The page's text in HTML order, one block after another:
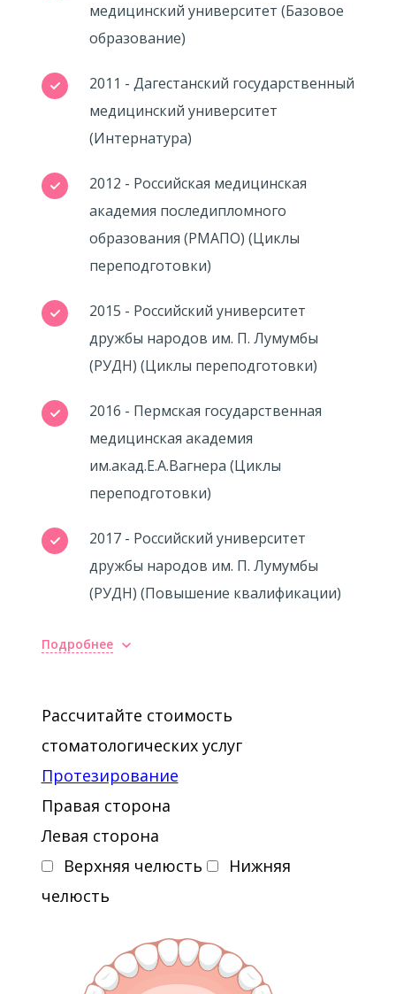
медицинский университет (Базовое
образование)
2011 - Дагестанский государственный
медицинский университет
(Интернатура)
2012 - Российская медицинская
академия последипломного
образования (РМАПО) (Циклы
переподготовки)
2015 - Российский университет
дружбы народов им. П. Лумумбы
(РУДН) (Циклы переподготовки)
2016 - Пермская государственная
медицинская академия
им.акад.Е.А.Вагнера (Циклы
переподготовки)
2017 - Российский университет
дружбы народов им. П. Лумумбы
(РУДН) (Повышение квалификации)
Подробнее
Рассчитайте стоимость
стоматологических услуг
Протезирование
Правая сторона
Левая сторона
Верхняя челюсть
Нижняя
челюсть